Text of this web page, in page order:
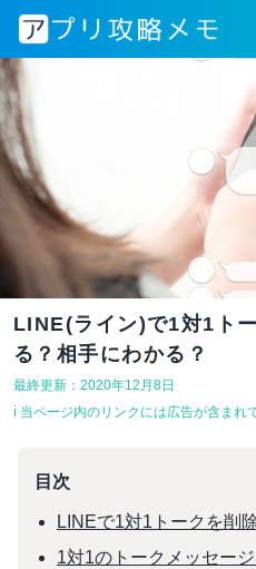
LINE(ライン)で1対1ト
る？相手にわかる？
最終更新：2020年12月8日
ℹ︎ 当ページ内のリンクには広告が含まれ
目次
LINEで1対1トークを削
1対1のトークメッセー